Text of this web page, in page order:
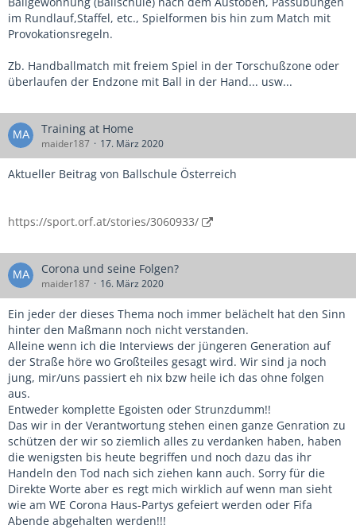
im Rundlauf,Staffel, etc., Spielformen bis hin zum Match mit
Provokationsregeln.
Zb. Handballmatch mit freiem Spiel in der Torschußzone oder
überlaufen der Endzone mit Ball in der Hand... usw...
Training at Home
maider187 17. März 2020
Aktueller Beitrag von Ballschule Österreich
https://sport.orf.at/stories/3060933/
Corona und seine Folgen?
maider187 16. März 2020
Ein jeder der dieses Thema noch immer belächelt hat den Sinn
hinter den Maßmann noch nicht verstanden.
Alleine wenn ich die Interviews der jüngeren Generation auf
der Straße höre wo Großteiles gesagt wird. Wir sind ja noch
jung, mir/uns passiert eh nix bzw heile ich das ohne folgen
aus.
Entweder komplette Egoisten oder Strunzdumm!!
Das wir in der Verantwortung stehen einen ganze Genration zu
schützen der wir so ziemlich alles zu verdanken haben, haben
die wenigsten bis heute begriffen und noch dazu das ihr
Handeln den Tod nach sich ziehen kann auch. Sorry für die
Direkte Worte aber es regt mich wirklich auf wenn man sieht
wie am WE Corona Haus-Partys gefeiert werden oder Fifa
Abende abgehalten werden!!!